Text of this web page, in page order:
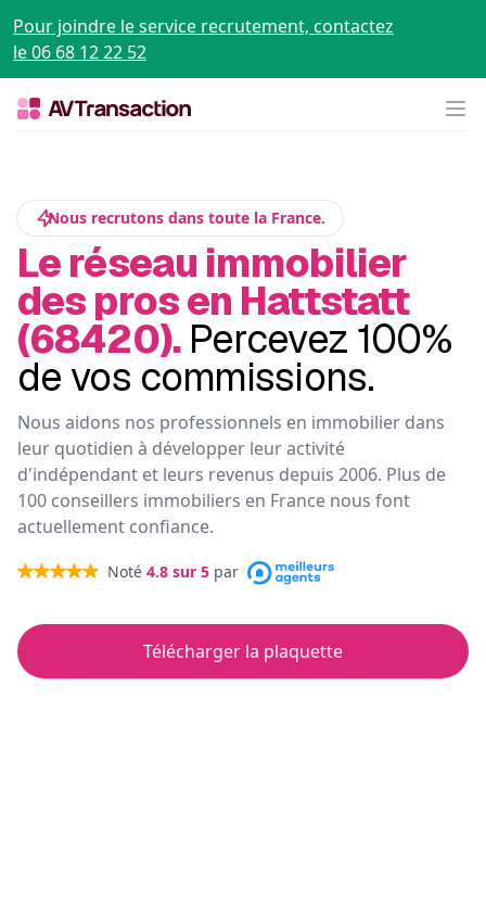
Pour joindre le service recrutement, contactez
le 06 68 12 22 52
Nous recrutons dans toute la France.
Le réseau immobilier
des pros en Hattstatt
(68420). Percevez 100%
de vos commissions.
Nous aidons nos professionnels en immobilier dans
leur quotidien à développer leur activité
d'indépendant et leurs revenus depuis 2006. Plus de
100 conseillers immobiliers en France nous font
actuellement confiance.
Noté 4.8 sur 5 par
Télécharger la plaquette